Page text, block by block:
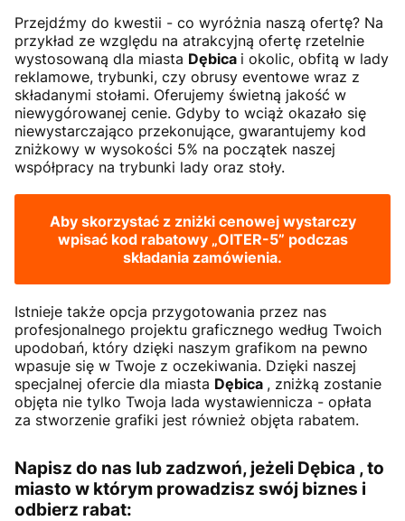
Przejdźmy do kwestii - co wyróżnia naszą ofertę? Na
przykład ze względu na atrakcyjną ofertę rzetelnie
wystosowaną dla miasta Dębica i okolic, obfitą w lady
reklamowe, trybunki, czy obrusy eventowe wraz z
składanymi stołami. Oferujemy świetną jakość w
niewygórowanej cenie. Gdyby to wciąż okazało się
niewystarczająco przekonujące, gwarantujemy kod
zniżkowy w wysokości 5% na początek naszej
współpracy na trybunki lady oraz stoły.
Aby skorzystać z zniżki cenowej wystarczy
wpisać kod rabatowy „OITER-5” podczas
składania zamówienia.
Istnieje także opcja przygotowania przez nas
profesjonalnego projektu graficznego według Twoich
upodobań, który dzięki naszym grafikom na pewno
wpasuje się w Twoje z oczekiwania. Dzięki naszej
specjalnej ofercie dla miasta Dębica , zniżką zostanie
objęta nie tylko Twoja lada wystawiennicza - opłata
za stworzenie grafiki jest również objęta rabatem.
Napisz do nas lub zadzwoń, jeżeli Dębica , to
miasto w którym prowadzisz swój biznes i
odbierz rabat: